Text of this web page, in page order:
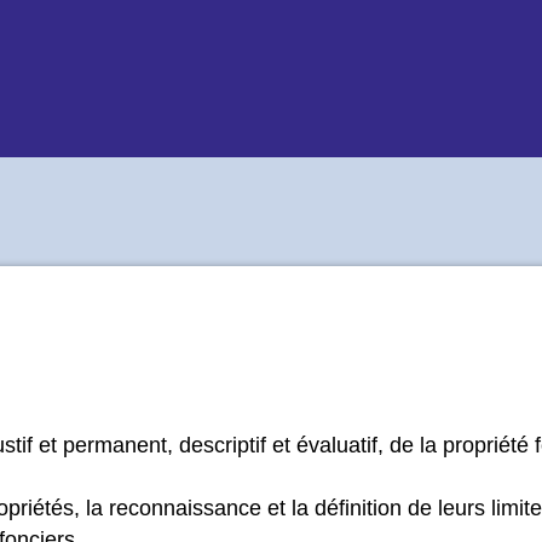
et permanent, descriptif et évaluatif, de la propriété
la reconnaissance et la définition de leurs